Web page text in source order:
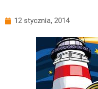
12 stycznia, 2014